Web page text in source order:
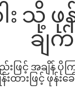
း သို့
ချက်
ြင့် အချိန် ပို
ထားဖြင့် ဖုန်